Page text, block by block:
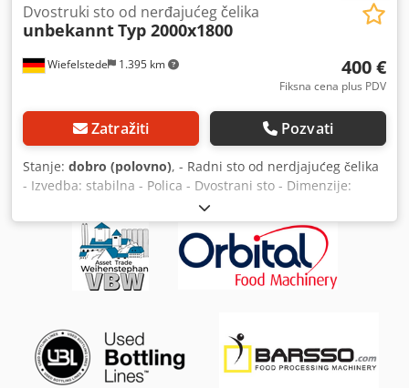
Wiefelstede 1.395 km
Dvostruki sto od nerđajućeg čelika
unbekanntTyp 2000x1800
400 €
Fiksna cena plus PDV
Zatražiti Pozvati
Stanje: dobro (polovno), - Radni sto od nerdjajućeg čelika
- Izvedba: stabilna - Polica - Dvostrani sto - Dimenzije:
2000/1800/H810 mm Cjdpfob A I Ndex Ahcerf - Težina: 117
kg